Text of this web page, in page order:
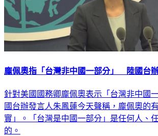
龐佩奧指「台灣非中國一部分」 陸國台
針對美國國務卿龐佩奧表示「台灣非中國
國台辦發言人朱鳳蓮今天聲稱，龐佩奧的
實」。「台灣是中國一部分」是任何人、
的。